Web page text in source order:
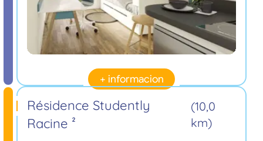
+ informacion
Résidence Studently
Racine ²
(10,0
km)